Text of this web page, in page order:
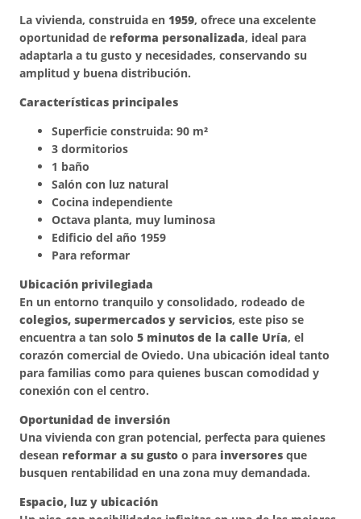
La vivienda, construida en 1959, ofrece una excelente
oportunidad de reforma personalizada, ideal para
adaptarla a tu gusto y necesidades, conservando su
amplitud y buena distribución.
Características principales
Superficie construida: 90 m²
3 dormitorios
1 baño
Salón con luz natural
Cocina independiente
Octava planta, muy luminosa
Edificio del año 1959
Para reformar
Ubicación privilegiada
En un entorno tranquilo y consolidado, rodeado de
colegios, supermercados y servicios, este piso se
encuentra a tan solo 5 minutos de la calle Uría, el
corazón comercial de Oviedo. Una ubicación ideal tanto
para familias como para quienes buscan comodidad y
conexión con el centro.
Oportunidad de inversión
Una vivienda con gran potencial, perfecta para quienes
desean reformar a su gusto o para inversores que
busquen rentabilidad en una zona muy demandada.
Espacio, luz y ubicación